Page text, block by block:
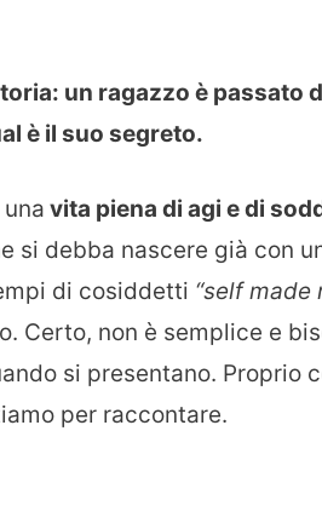
un ragazzo è passato
è il suo segreto.
vita piena di agi e di
si debba nascere già con
di cosiddetti “self made
Certo, non è semplice e
si presentano. Proprio
per raccontare.